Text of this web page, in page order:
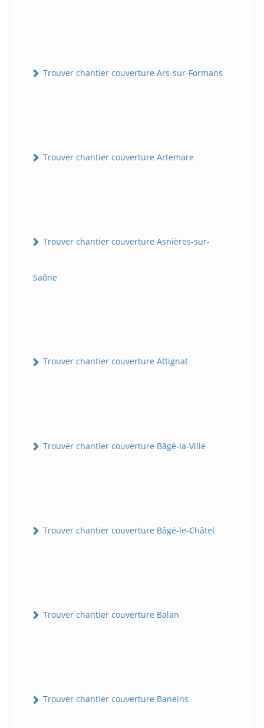
Trouver chantier couverture Ars-sur-Formans
Trouver chantier couverture Artemare
Trouver chantier couverture Asnières-sur-
Saône
Trouver chantier couverture Attignat
Trouver chantier couverture Bâgé-la-Ville
Trouver chantier couverture Bâgé-le-Châtel
Trouver chantier couverture Balan
Trouver chantier couverture Baneins